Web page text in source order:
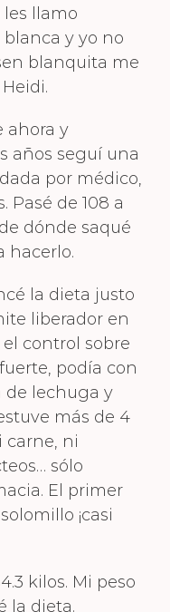
llamo
y yo no
blanquita me
ahora y
años seguí una
por médico,
Pasé de 108 a
dónde saqué
hacerlo.
la dieta justo
liberador en
control sobre
podía con
de lechuga y
más de 4
carne, ni
sólo
El primer
¡casi
kilos. Mi peso
la dieta.